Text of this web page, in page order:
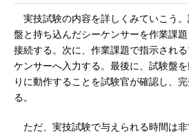
実技試験の内容を詳しくみていこう
盤と持ち込んだシーケンサーを作業課
接続する。次に、作業課題で指示され
ケンサーへ入力する。最後に、試験盤
りに動作することを試験官が確認し、
る。
ただ、実技試験で与えられる時間は非